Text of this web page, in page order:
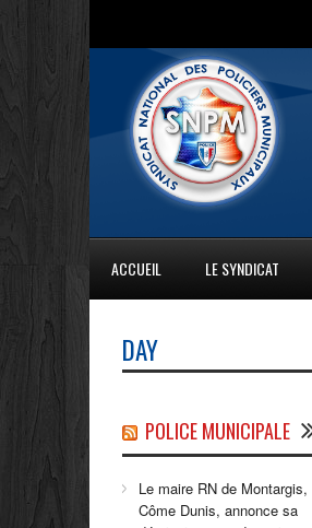
ACCUEIL LE SYNDICAT
DAY
POLICE MUNICIPALE
Le maire RN de Montargis,
Côme Dunis, annonce sa